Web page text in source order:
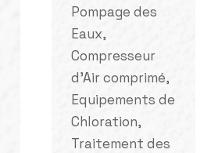
Pompage des
Eaux,
Compresseur
d'Air comprimé,
Equipements de
Chloration,
Traitement des